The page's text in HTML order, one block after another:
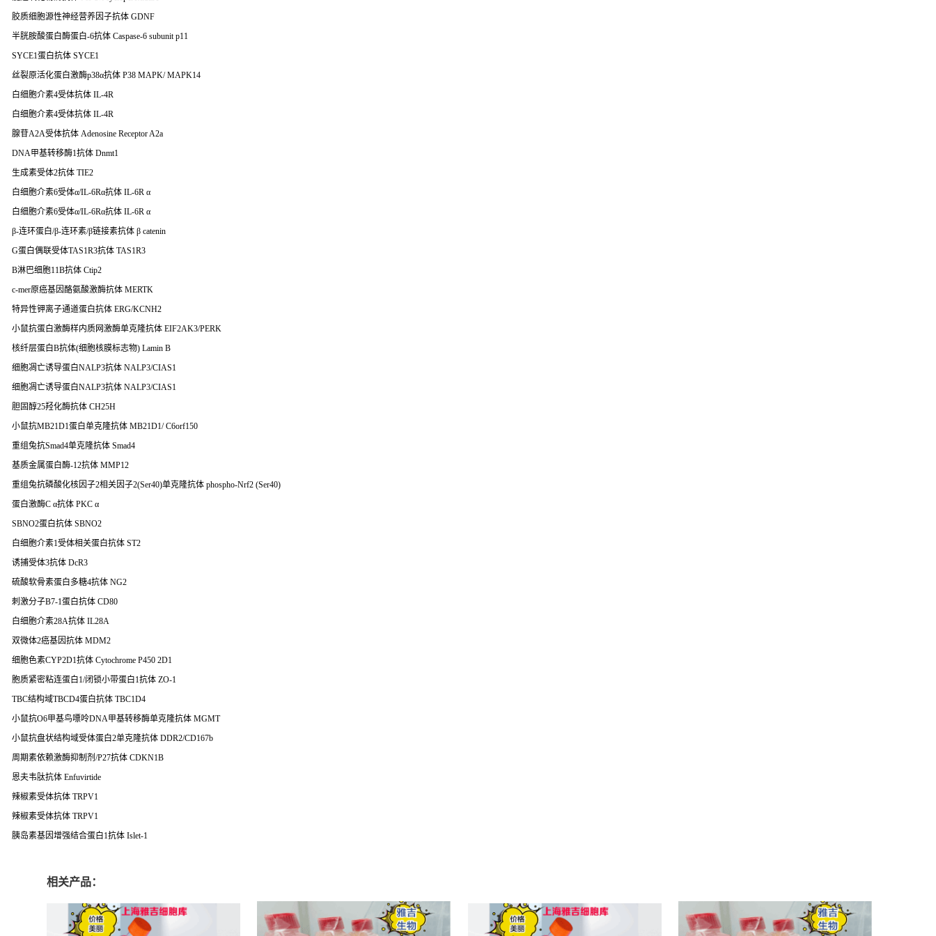
胶质细胞源性神经营养因子抗体 GDNF
半胱胺酸蛋白酶蛋白-6抗体 Caspase-6 subunit p11
SYCE1蛋白抗体 SYCE1
丝裂原活化蛋白激酶p38α抗体 P38 MAPK/ MAPK14
白细胞介素4受体抗体 IL-4R
白细胞介素4受体抗体 IL-4R
腺苷A2A受体抗体 Adenosine Receptor A2a
DNA甲基转移酶1抗体 Dnmt1
生成素受体2抗体 TIE2
白细胞介素6受体α/IL-6Rα抗体 IL-6R α
白细胞介素6受体α/IL-6Rα抗体 IL-6R α
β-连环蛋白/β-连环素/β链接素抗体 β catenin
G蛋白偶联受体TAS1R3抗体 TAS1R3
B淋巴细胞11B抗体 Ctip2
c-mer原癌基因酪氨酸激酶抗体 MERTK
特异性钾离子通道蛋白抗体 ERG/KCNH2
小鼠抗蛋白激酶样内质网激酶单克隆抗体 EIF2AK3/PERK
核纤层蛋白B抗体(细胞核膜标志物) Lamin B
细胞凋亡诱导蛋白NALP3抗体 NALP3/CIAS1
细胞凋亡诱导蛋白NALP3抗体 NALP3/CIAS1
胆固醇25羟化酶抗体 CH25H
小鼠抗MB21D1蛋白单克隆抗体 MB21D1/ C6orf150
重组兔抗Smad4单克隆抗体 Smad4
基质金属蛋白酶-12抗体 MMP12
重组兔抗磷酸化核因子2相关因子2(Ser40)单克隆抗体 phospho-Nrf2 (Ser40)
蛋白激酶C α抗体 PKC α
SBNO2蛋白抗体 SBNO2
白细胞介素1受体相关蛋白抗体 ST2
诱捕受体3抗体 DcR3
硫酸软骨素蛋白多糖4抗体 NG2
刺激分子B7-1蛋白抗体 CD80
白细胞介素28A抗体 IL28A
双微体2癌基因抗体 MDM2
细胞色素CYP2D1抗体 Cytochrome P450 2D1
胞质紧密粘连蛋白1/闭锁小带蛋白1抗体 ZO-1
TBC结构域TBCD4蛋白抗体 TBC1D4
小鼠抗O6甲基鸟嘌呤DNA甲基转移酶单克隆抗体 MGMT
小鼠抗盘状结构域受体蛋白2单克隆抗体 DDR2/CD167b
周期素依赖激酶抑制剂/P27抗体 CDKN1B
恩夫韦肽抗体 Enfuvirtide
辣椒素受体抗体 TRPV1
辣椒素受体抗体 TRPV1
胰岛素基因增强结合蛋白1抗体 Islet-1
相关产品：